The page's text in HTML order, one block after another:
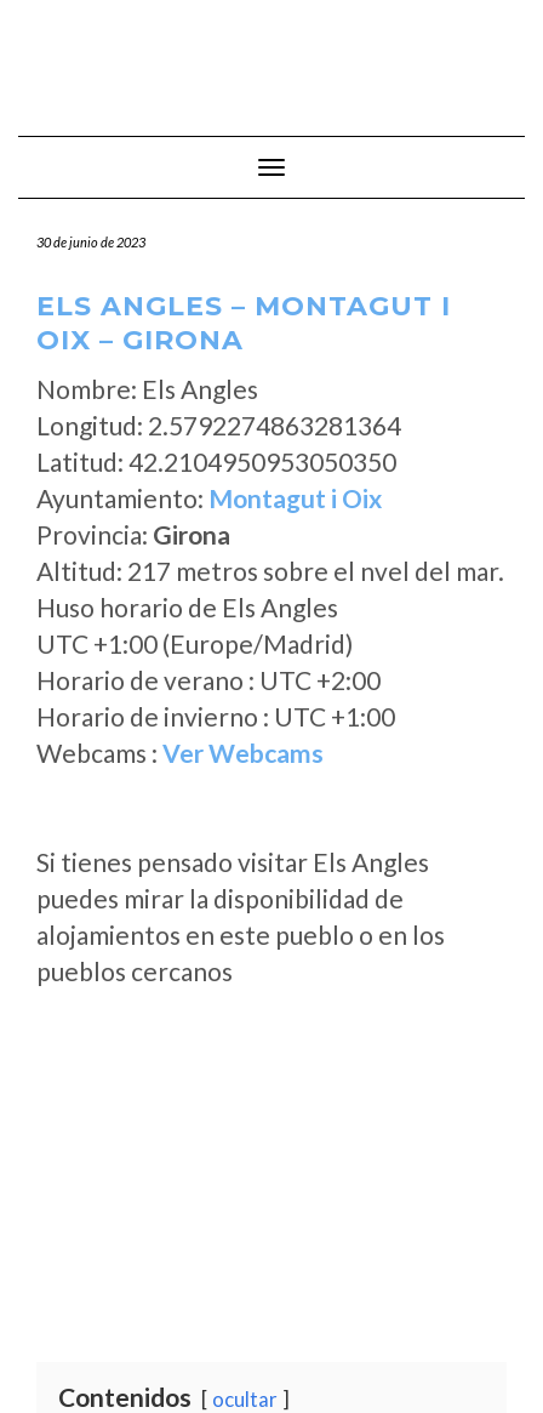
Cambiar modo de navegación
30 de junio de 2023
ELS ANGLES – MONTAGUT I
OIX – GIRONA
Nombre: Els Angles
Longitud: 2.5792274863281364
Latitud: 42.2104950953050350
Ayuntamiento: Montagut i Oix
Provincia: Girona
Altitud: 217 metros sobre el nvel del mar.
Huso horario de Els Angles
UTC +1:00 (Europe/Madrid)
Horario de verano : UTC +2:00
Horario de invierno : UTC +1:00
Webcams : Ver Webcams
Si tienes pensado visitar Els Angles
puedes mirar la disponibilidad de
alojamientos en este pueblo o en los
pueblos cercanos
Contenidos ocultar